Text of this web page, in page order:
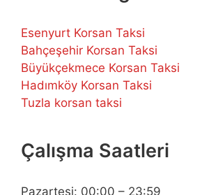
Esenyurt Korsan Taksi
Bahçeşehir Korsan Taksi
Büyükçekmece Korsan Taksi
Hadımköy Korsan Taksi
Tuzla korsan taksi
Çalışma Saatleri
Pazartesi: 00:00 – 23:59